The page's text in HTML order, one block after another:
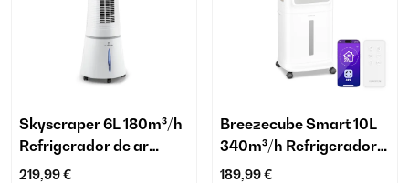
Skyscraper 6L 180m³/h
Refrigerador de ar
Branco
219,99 €
Breezecube Smart 10L
340m³/h Refrigerador
de Ar Branco
189,99 €